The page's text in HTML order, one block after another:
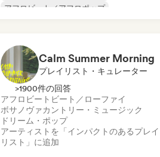
アフロビート／アフロポップ
Calm Summer Morning
プレイリスト・キュレーター
>1900件の回答
アフロビート ビート／ローファイ
ボサノヴァカントリー・ミュージック
ドリーム・ポップ
アーティストを「インパクトのあるプレイ
リスト」に追加